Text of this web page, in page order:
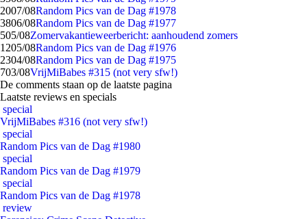
2007/08Random Pics van de Dag #1978
3806/08Random Pics van de Dag #1977
505/08Zomervakantieweerbericht: aanhoudend zomers
1205/08Random Pics van de Dag #1976
2304/08Random Pics van de Dag #1975
703/08VrijMiBabes #315 (not very sfw!)
De comments staan op de laatste pagina
Laatste reviews en specials
special
VrijMiBabes #316 (not very sfw!)
special
Random Pics van de Dag #1980
special
Random Pics van de Dag #1979
special
Random Pics van de Dag #1978
review